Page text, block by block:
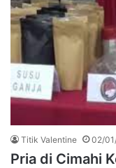
Titik Valentine 02/
Pria di Cimahi